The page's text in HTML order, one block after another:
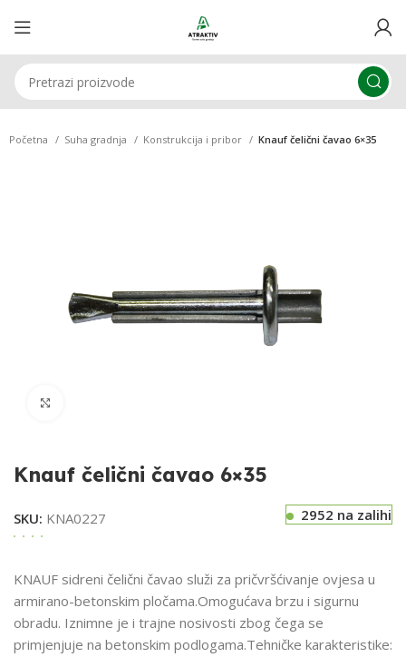
Početna Suha gradnja Konstrukcija i pribor Knauf čelični čavao 6×35
Knauf čelični čavao 6×35
SKU: KNA0227 2952 na zalihi
KNAUF sidreni čelični čavao služi za pričvršćivanje ovjesa u
armirano-betonskim pločama.Omogućava brzu i sigurnu
obradu. Iznimne je i trajne nosivosti zbog čega se
primjenjuje na betonskim podlogama.Tehničke karakteristike: